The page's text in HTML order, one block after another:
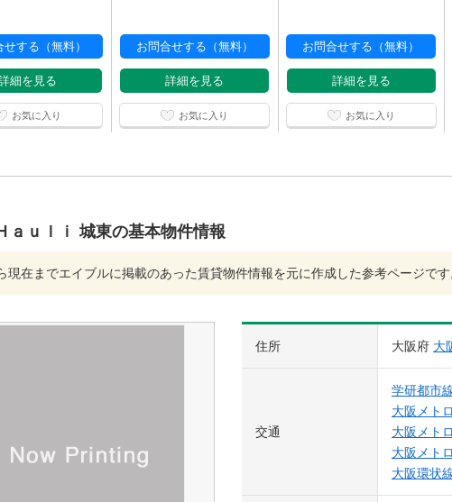
せする（無料）
細を見る
お気に入り
お問合せする（無料）
詳細を見る
お気に入り
お問合せする（無料）
詳細を見る
お気に入り
ａｕｌｉ 城東の基本物件情報
現在までエイブルに掲載のあった賃貸物件情報を元に作成した参考ページです
住所 大阪府 大
交通
学研都市
大阪メト
大阪メト
大阪メト
大阪環状